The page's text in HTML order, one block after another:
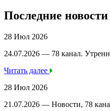
Последние новости
28 Июл 2026
24.07.2026 — 78 канал.
Читать далее
28 Июл 2026
21.07.2026 — Новости, 78